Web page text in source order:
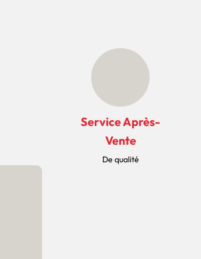
Service Après-
Vente
De qualité